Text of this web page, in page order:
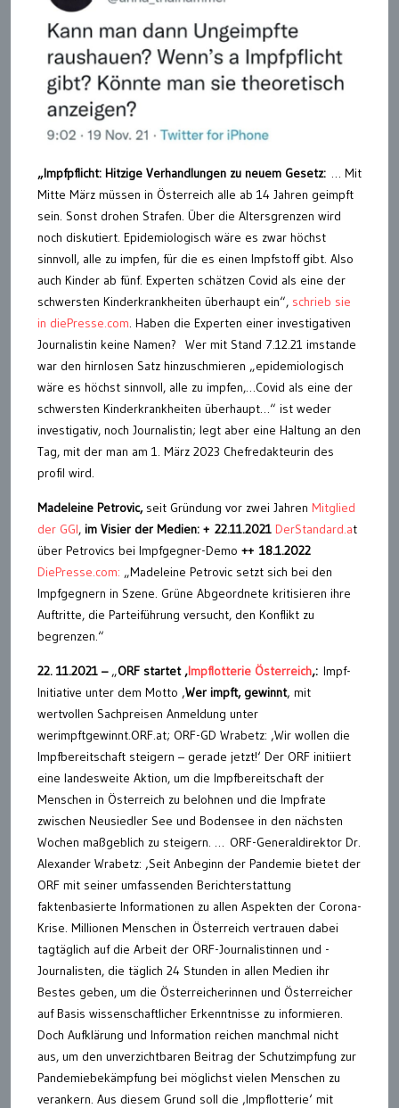
„Impfpflicht: Hitzige Verhandlungen zu neuem Gesetz: … Mit
Mitte März müssen in Österreich alle ab 14 Jahren geimpft
sein. Sonst drohen Strafen. Über die Altersgrenzen wird
noch diskutiert. Epidemiologisch wäre es zwar höchst
sinnvoll, alle zu impfen, für die es einen Impfstoff gibt. Also
auch Kinder ab fünf. Experten schätzen Covid als eine der
schwersten Kinderkrankheiten überhaupt ein“, schrieb sie
in diePresse.com . Haben die Experten einer investigativen
Journalistin keine Namen? Wer mit Stand 7.12.21 imstande
war den hirnlosen Satz hinzuschmieren „epidemiologisch
wäre es höchst sinnvoll, alle zu impfen,…Covid als eine der
schwersten Kinderkrankheiten überhaupt…“ ist weder
investigativ, noch Journalistin; legt aber eine Haltung an den
Tag, mit der man am 1. März 2023 Chefredakteurin des
profil wird.
Madeleine Petrovic,seit Gründung vor zwei Jahren Mitglied
der GGI, im Visier der Medien: + 22.11.2021 DerStandard.at
über Petrovics bei Impfgegner-Demo ++ 18.1.2022
DiePresse.com: „Madeleine Petrovic setzt sich bei den
Impfgegnern in Szene. Grüne Abgeordnete kritisieren ihre
Auftritte, die Parteiführung versucht, den Konflikt zu
begrenzen.“
22. 11.2021 –„ORF startet ‚Impflotterie Österreich‚: Impf-
Initiative unter dem Motto ‚Wer impft, gewinnt‚ mit
wertvollen Sachpreisen Anmeldung unter
werimpftgewinnt.ORF.at; ORF-GD Wrabetz: ‚Wir wollen die
Impfbereitschaft steigern – gerade jetzt!‘ Der ORF initiiert
eine landesweite Aktion, um die Impfbereitschaft der
Menschen in Österreich zu belohnen und die Impfrate
zwischen Neusiedler See und Bodensee in den nächsten
Wochen maßgeblich zu steigern. … ORF-Generaldirektor Dr.
Alexander Wrabetz: ‚Seit Anbeginn der Pandemie bietet der
ORF mit seiner umfassenden Berichterstattung
faktenbasierte Informationen zu allen Aspekten der Corona-
Krise. Millionen Menschen in Österreich vertrauen dabei
tagtäglich auf die Arbeit der ORF-Journalistinnen und -
Journalisten, die täglich 24 Stunden in allen Medien ihr
Bestes geben, um die Österreicherinnen und Österreicher
auf Basis wissenschaftlicher Erkenntnisse zu informieren.
Doch Aufklärung und Information reichen manchmal nicht
aus, um den unverzichtbaren Beitrag der Schutzimpfung zur
Pandemiebekämpfung bei möglichst vielen Menschen zu
verankern. Aus diesem Grund soll die ‚Impflotterie‘ mit